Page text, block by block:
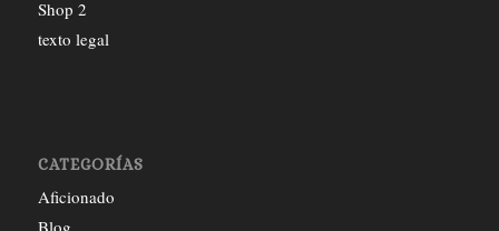
Shop 2
texto legal
CATEGORÍAS
Aficionado
Blog